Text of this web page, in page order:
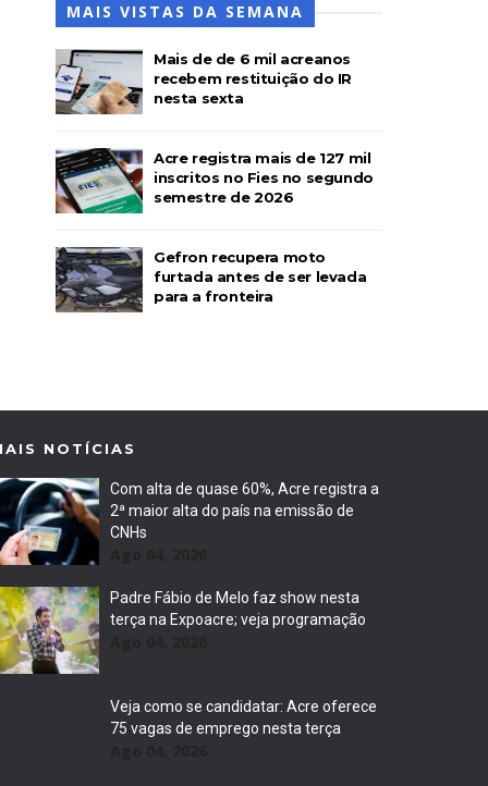
MAIS VISTAS DA SEMANA
Mais de de 6 mil acreanos
recebem restituição do IR
nesta sexta
Acre registra mais de 127 mil
inscritos no Fies no segundo
semestre de 2026
Gefron recupera moto
furtada antes de ser levada
para a fronteira
NOTÍCIAS
Com alta de quase 60%, Acre registra a
2ª maior alta do país na emissão de
CNHs
Padre Fábio de Melo faz show nesta
terça na Expoacre; veja programação
Veja como se candidatar: Acre oferece
75 vagas de emprego nesta terça